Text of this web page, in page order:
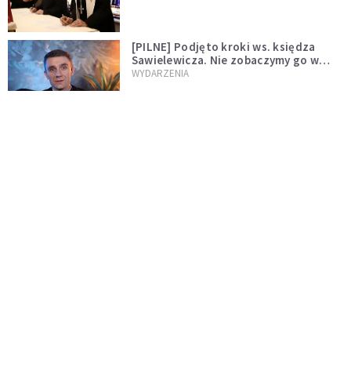
[PILNE] Podjęto kroki ws. księdza
Sawielewicza. Nie zobaczymy go w
mediach
WYDARZENIA